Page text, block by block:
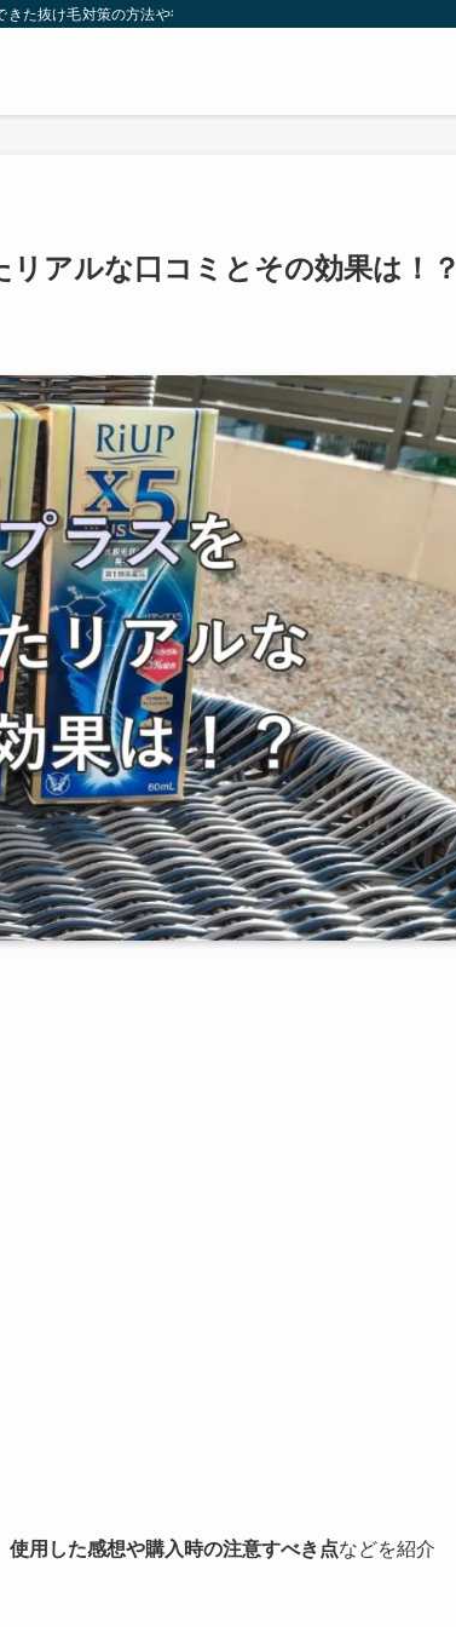
た抜け毛対策の方法や役立つおすすめ情報を公開
アルな口コミとその効果は！？
使用した感想や購入時の注意すべき点などを紹介